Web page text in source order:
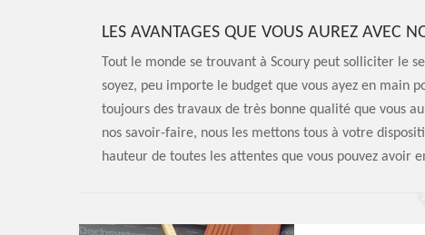
LES AVANTAGES QUE VOUS AUREZ AVEC
Tout le monde se trouvant à Scoury peut solliciter le
soyez, peu importe le budget que vous ayez en main
toujours des travaux de très bonne qualité que vous
nos savoir-faire, nous les mettons tous à votre
hauteur de toutes les attentes que vous pouvez avoir